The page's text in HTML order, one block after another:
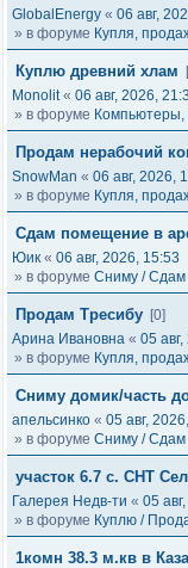
GlobalEnergy « 06 авг,
» в форуме Купля,
Куплю древний хлам
Monolit« 06 авг, 2026,
» в форуме Компьютеры,
Продам нерабочий
SnowMan « 06 авг, 2026,
» в форуме Купля,
Сдам помещение в
Юик « 06 авг, 2026, 15:53
» в форуме Сниму / Сдам
Продам Тресибу [0]
Арина Ивановна « 05
» в форуме Купля,
Сниму домик/часть
апельсинко « 05 авг,
» в форуме Сниму / Сдам
участок 6.7 с. СНТ
Галерея Недв-ти « 05
» в форуме Куплю /
1комн 38.3 м.кв в